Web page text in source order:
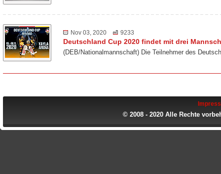
Nov 03, 2020 9233
Deutschland Cup 2020 findet mit drei
(DEB/Nationalmannschaft) Die Teilnehmer des
© 2008 - 2020 Alle Rechte